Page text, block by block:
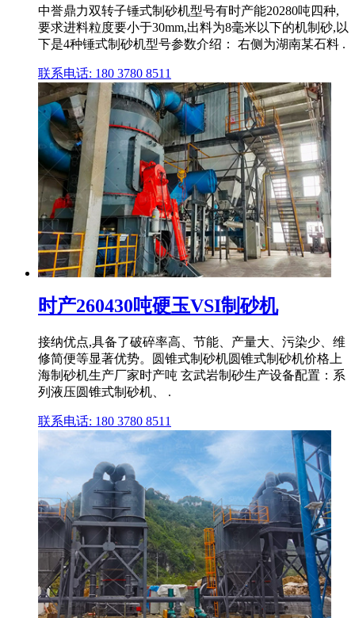
中誉鼎力双转子锤式制砂机型号有时产能20280吨四种,
要求进料粒度要小于30mm,出料为8毫米以下的机制砂,以
下是4种锤式制砂机型号参数介绍： 右侧为湖南某石料 .
联系电话: 180 3780 8511
时产260430吨硬玉VSI制砂机
接纳优点,具备了破碎率高、节能、产量大、污染少、维
修简便等显著优势。圆锥式制砂机圆锥式制砂机价格上
海制砂机生产厂家时产吨 玄武岩制砂生产设备配置：系
列液压圆锥式制砂机、 .
联系电话: 180 3780 8511